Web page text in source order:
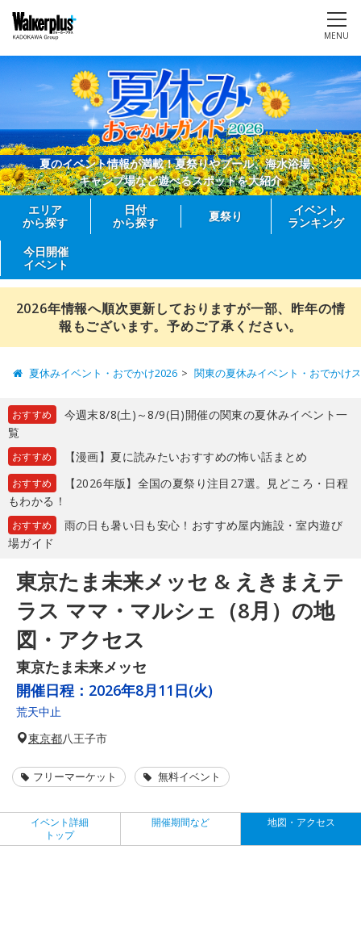
MENU
夏のイベント情報が満載！夏祭りやプール、海水浴場、
キャンプ場など遊べるスポットを大紹介
エリア
から探す
日付
から探す
夏祭り
イベント
ランキング
今日開催
イベント
2026年情報へ順次更新しておりますが一部、昨年の情
報もございます。予めご了承ください。
夏休みイベント・おでかけ2026 関東の夏休みイベント・おでかけ
おすすめ
今週末8/8(土)～8/9(日)開催の関東の夏休みイベント一
覧
おすすめ 【漫画】夏に読みたいおすすめの怖い話まとめ
おすすめ
【2026年版】全国の夏祭り注目27選。見どころ・日程
もわかる！
おすすめ
雨の日も暑い日も安心！おすすめ屋内施設・室内遊び
場ガイド
東京たま未来メッセ & えきまえテ
ラス ママ・マルシェ（8月）の地
図・アクセス
東京たま未来メッセ
開催日程： 2026年8月11日(火)
荒天中止
東京都八王子市
フリーマーケット 無料イベント
イベント詳細
トップ
開催期間など 地図・アクセス